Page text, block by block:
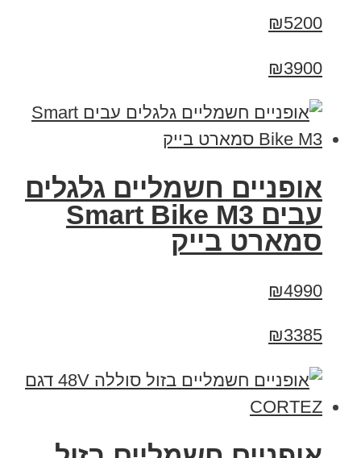
₪5200
₪3900
אופניים חשמליים גלגלים
עבים Smart Bike M3
סמארט בייק
₪4990
₪3385